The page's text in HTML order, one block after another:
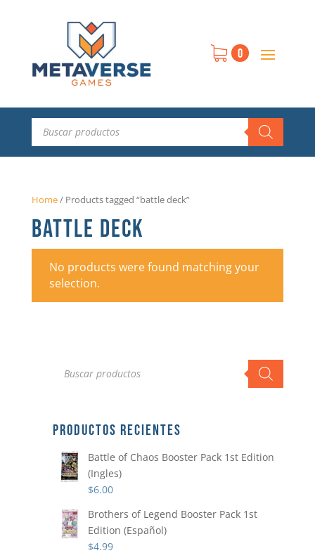
0
Búsqueda
productos
Home/ Products tagged “battle deck”
BATTLE DECK
No products were found matching your
selection.
productos
PRODUCTOS RECIENTES
Battle of Chaos Booster Pack 1st Edition
(Ingles)
$6.00
Brothers of Legend Booster Pack 1st
Edition (Español)
$4.99